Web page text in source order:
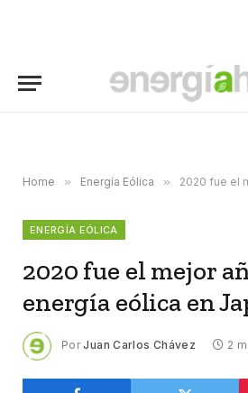
Home » Energía Eólica » 2020 fue el mejor
ENERGÍA EÓLICA
2020 fue el mejor
energía eólica en
Por Juan Carlos Chávez 2